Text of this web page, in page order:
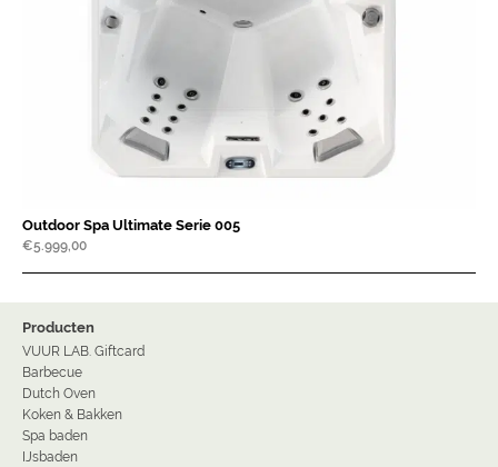
Outdoor Spa Ultimate Serie 005
€5.999,00
Producten
VUUR LAB. Giftcard
Barbecue
Dutch Oven
Koken & Bakken
Spa baden
IJsbaden